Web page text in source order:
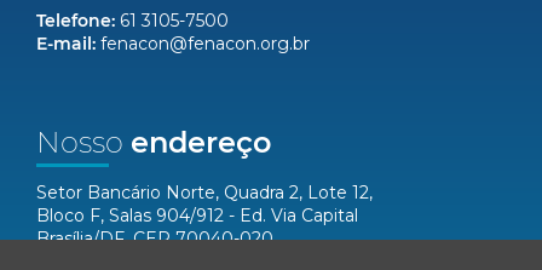
Telefone: 61 3105-7500
E-mail: fenacon@fenacon.org.br
Nosso endereço
Setor Bancário Norte, Quadra 2, Lote 12,
Bloco F, Salas 904/912 - Ed. Via Capital
Brasília/DF, CEP 70040-020